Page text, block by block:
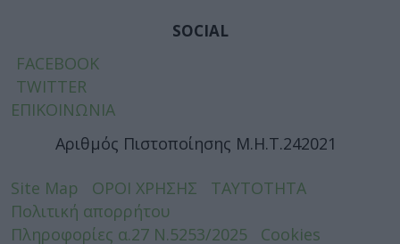
SOCIAL
FACEBOOK
TWITTER
ΕΠΙΚΟΙΝΩΝΙΑ
Αριθμός Πιστοποίησης Μ.Η.Τ.242021
Site Map ΟΡΟΙ ΧΡΗΣΗΣ
ΤΑΥΤΟΤΗΤΑ
Πολιτική απορρήτου
Πληροφορίες α.27 Ν.5253/2025
Cookies